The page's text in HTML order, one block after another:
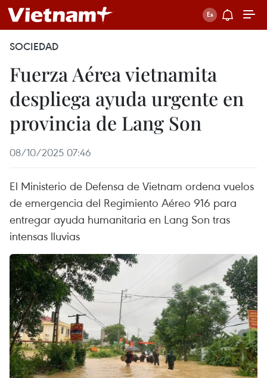
SOCIEDAD
Fuerza Aérea vietnamita
despliega ayuda urgente en
provincia de Lang Son
08/10/2025 07:46
El Ministerio de Defensa de Vietnam ordena vuelos
de emergencia del Regimiento Aéreo 916 para
entregar ayuda humanitaria en Lang Son tras
intensas lluvias